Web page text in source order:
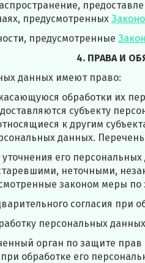
предусмотренных
предусмотренные
4. ПРАВА И
данных имеют право:
обработки их
субъекту
к другим
данных.
уточнения его
неточными,
законом меры по
согласия при
персональных
орган по защите
обработке его